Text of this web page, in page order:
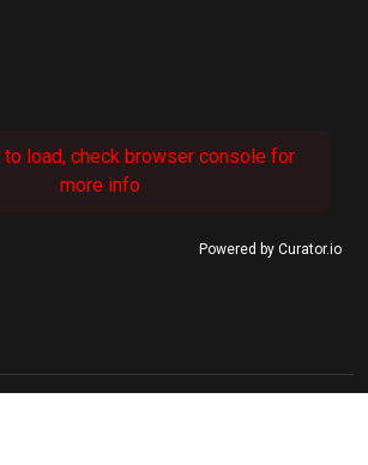
to load, check browser console for
more info
Powered by Curator.io